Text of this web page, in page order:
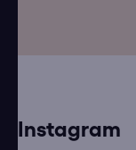
Instagram